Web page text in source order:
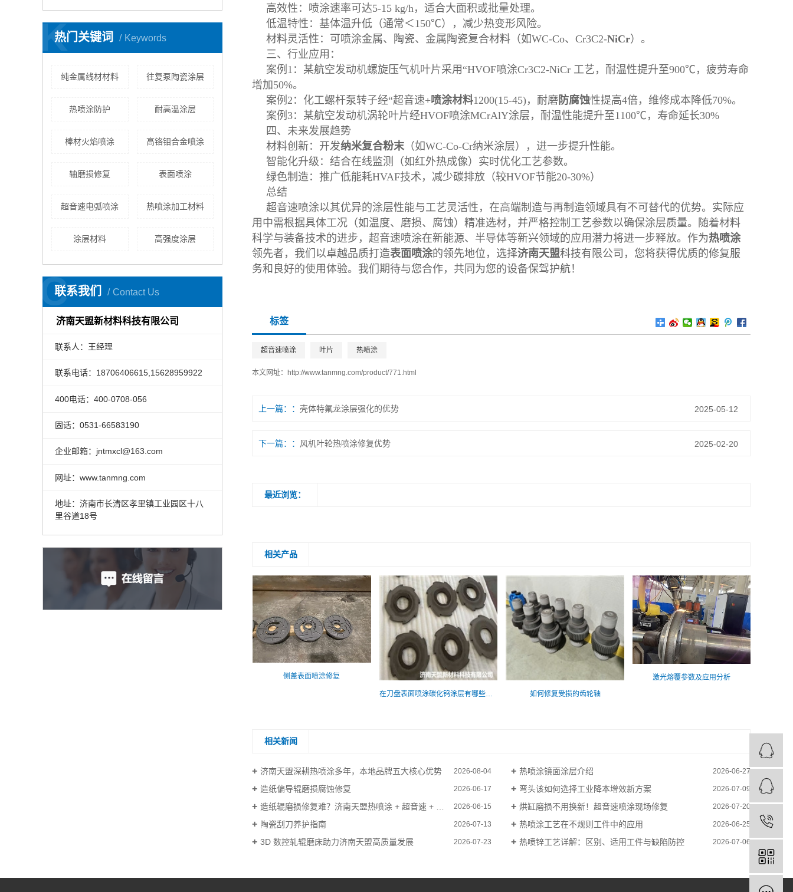
热门关键词 Keywords
K
纯金属线材材料 往复泵陶瓷涂层
热喷涂防护 耐高温涂层
棒材火焰喷涂 高铬钼合金喷涂
轴磨损修复 表面喷涂
超音速电弧喷涂 热喷涂加工材料
涂层材料 高强度涂层
联系我们 Contact Us
C
济南天盟新材料科技有限公司
联系人：王经理
联系电话：18706406615,15628959922
400电话：400-0708-056
固话：0531-66583190
企业邮箱：jntmxcl@163.com
网址：www.tanmng.com
地址：济南市长清区孝里镇工业园区十八
里谷道18号
高效性：喷涂速率可达5-15 kg/h，适合大面积或批量处理。
低温特性：基体温升低（通常＜150℃），减少热变形风险。
材料灵活性：可喷涂金属、陶瓷、金属陶瓷复合材料（如WC-Co、Cr3C2-NiCr）。
三、行业应用：
案例1：某航空发动机螺旋压气机叶片采用“HVOF喷涂Cr3C2-NiCr 工艺，耐温性提升至900℃，疲劳寿命
增加50%。
案例2：化工螺杆泵转子经“超音速+喷涂材料1200(15-45)，耐磨 防腐蚀性提高4倍，维修成本降低70%。
案例3：某航空发动机涡轮叶片经HVOF喷涂MCrAlY涂层，耐温性能提升至1100℃，寿命延长30%
四、未来发展趋势
材料创新：开发纳米复合粉末 （如WC-Co-Cr纳米涂层），进一步提升性能。
智能化升级：结合在线监测（如红外热成像）实时优化工艺参数。
绿色制造：推广低能耗HVAF技术，减少碳排放（较HVOF节能20-30%）
总结
超音速喷涂以其优异的涂层性能与工艺灵活性，在高端制造与再制造领域具有不可替代的优势。实际应
用中需根据具体工况（如温度、磨损、腐蚀）精准选材，并严格控制工艺参数以确保涂层质量。随着材料
科学与装备技术的进步，超音速喷涂在新能源、半导体等新兴领域的应用潜力将进一步释放。作为热喷涂
领先者，我们以卓越品质打造表面喷涂的领先地位，选择济南天盟科技有限公司，您将获得优质的修复服
务和良好的使用体验。我们期待与您合作，共同为您的设备保驾护航！
标签
超音速喷涂 叶片 热喷涂
本文网址： http://www.tanmng.com/product/771.html
上一篇： 壳体特氟龙涂层强化的优势 2025-05-12
下一篇： 风机叶轮热喷涂修复优势 2025-02-20
最近浏览：
相关产品
侧盖表面喷涂修复
在刀盘表面喷涂碳化钨涂层有哪些优点 如何修复受损的齿轮轴
激光熔覆参数及应用分析
相关新闻
济南天盟深耕热喷涂多年，本地品牌五大核心优势 2026-08-04 热喷涂镜面涂层介绍 2026-06-27
造纸偏导辊磨损腐蚀修复 2026-06-17 弯头该如何选择工业降本增效新方案 2026-07-09
造纸辊磨损修复难？济南天盟热喷涂 + 超音速 + 喷焊，多工艺一站式解决 2026-06-15 烘缸磨损不用换新！超音速喷涂现场修复 2026-07-20
陶瓷刮刀养护指南 2026-07-13 热喷涂工艺在不规则工件中的应用 2026-06-25
3D 数控轧辊磨床助力济南天盟高质量发展 2026-07-23 热喷锌工艺详解：区别、适用工件与缺陷防控 2026-07-06